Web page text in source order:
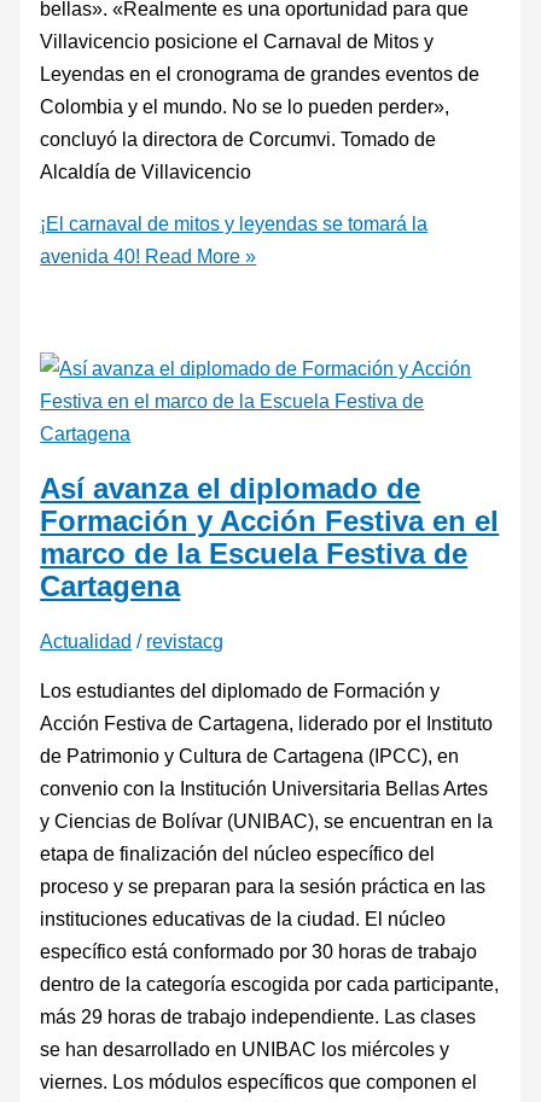
bellas». «Realmente es una oportunidad para que
Villavicencio posicione el Carnaval de Mitos y
Leyendas en el cronograma de grandes eventos de
Colombia y el mundo. No se lo pueden perder»,
concluyó la directora de Corcumvi. Tomado de
Alcaldía de Villavicencio
¡El carnaval de mitos y leyendas se tomará la
avenida 40! Read More »
Así avanza el diplomado de
Formación y Acción Festiva en el
marco de la Escuela Festiva de
Cartagena
Actualidad / revistacg
Los estudiantes del diplomado de Formación y
Acción Festiva de Cartagena, liderado por el Instituto
de Patrimonio y Cultura de Cartagena (IPCC), en
convenio con la Institución Universitaria Bellas Artes
y Ciencias de Bolívar (UNIBAC), se encuentran en la
etapa de finalización del núcleo específico del
proceso y se preparan para la sesión práctica en las
instituciones educativas de la ciudad. El núcleo
específico está conformado por 30 horas de trabajo
dentro de la categoría escogida por cada participante,
más 29 horas de trabajo independiente. Las clases
se han desarrollado en UNIBAC los miércoles y
viernes. Los módulos específicos que componen el